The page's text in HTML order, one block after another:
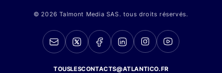
© 2026 Talmont Media SAS. tous droits réservés.
TOUSLESCONTACTS@ATLANTICO.FR